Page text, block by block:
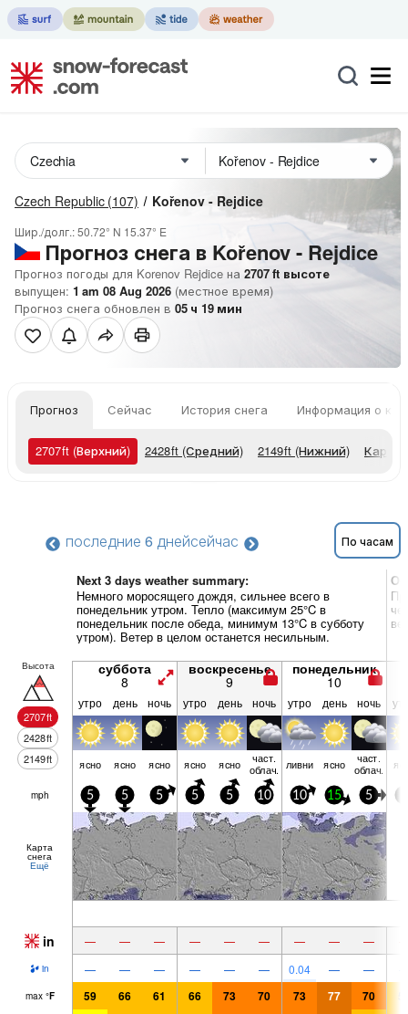
Czech Republic (107) Kořenov - Rejdice
Шир./долг.:50.72° N 15.37° E
Прогноз снега в Kořenov - Rejdice
Прогноз погоды для Korenov Rejdice на 2707ft высоте
выпущен: 1 am 08 Aug 2026 (местное время)
Прогноз снега обновлен в 05 ч 19 мин
Прогноз Сейчас История снега Информация о
2707ft (Верхний) 2428ft (Средний) 2149ft (Нижний) Карты
последние 6 днейсейчас По часам
Next 3 days weather summary:
Немного моросящего дождя, сильнее всего в
понедельник утром. Тепло (максимум 25°C в
понедельник после обеда, минимум 13°C в субботу
утром). Ветер в целом останется несильным.
Высота
2707ft
2428ft
2149ft
суббота
8
воскресенье
9
понедельник
10
утро день ночь утро день ночь утро день ночь
ясно ясно ясно ясно ясно част.
облач. ливни ясно част.
облач.
mph 5 5 5 5 5 10 10 15 5
Карта
снега
Ещё
in — — — — — — — — —
in — — — — — — 0.04 — —
max °F 59 66 61 66 73 70 73 77 70